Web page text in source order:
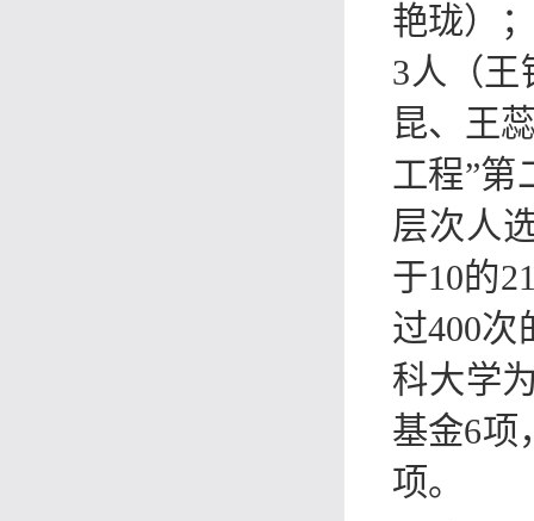
艳珑）
3人（王
昆、王
工程”第
层次人
于10的
过400次
科大学
基金6项
项。